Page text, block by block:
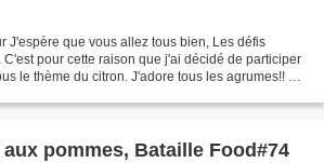
J'espère que vous allez tous bien, Les défis
pour cette raison que j'ai décidé de participer
le thème du citron. J'adore tous les agrumes!! La
pommes, Bataille Food#74